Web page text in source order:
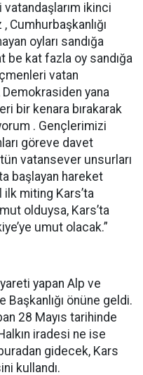
ikinci
Cumhurbaşkanlığı
oyları sandığa
be kat fazla oy sandığa
vatan
yana
bir kenara bırakarak
. Gençlerimizi
göreve davet
vatansever unsurları
başlayan hareket
ilk miting Kars’ta
olduysa, Kars’ta
umut olacak.”
yapan Alp ve
önüne geldi.
28 Mayıs tarihinde
iradesi ne ise
gidecek, Kars
kullandı.